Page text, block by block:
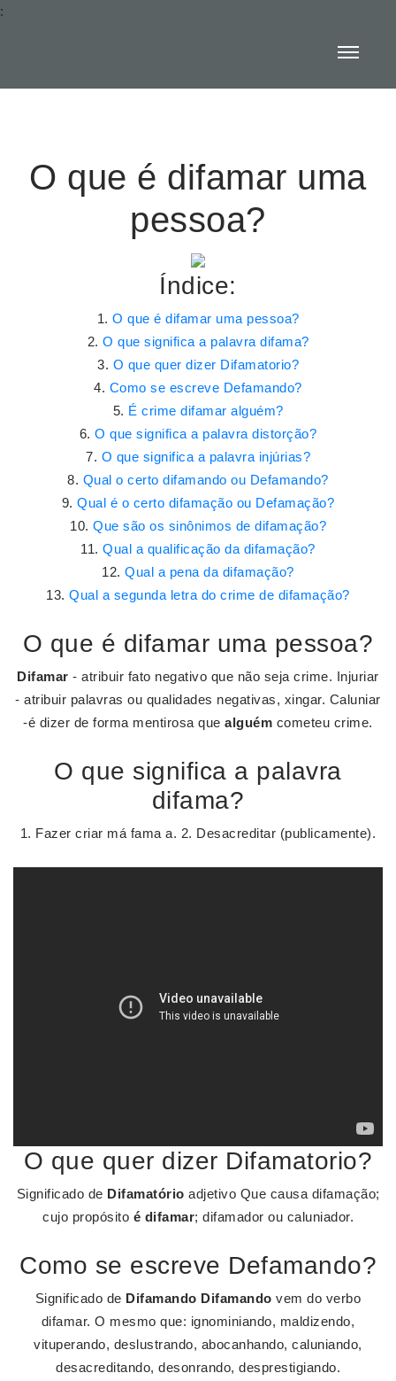
:
O que é difamar uma
pessoa?
Índice:
O que é difamar uma pessoa?
O que significa a palavra difama?
O que quer dizer Difamatorio?
Como se escreve Defamando?
É crime difamar alguém?
O que significa a palavra distorção?
O que significa a palavra injúrias?
Qual o certo difamando ou Defamando?
Qual é o certo difamação ou Defamação?
Que são os sinônimos de difamação?
Qual a qualificação da difamação?
Qual a pena da difamação?
Qual a segunda letra do crime de difamação?
O que é difamar uma pessoa?
Difamar - atribuir fato negativo que não seja crime. Injuriar
- atribuir palavras ou qualidades negativas, xingar. Caluniar
-é dizer de forma mentirosa quealguém cometeu crime.
O que significa a palavra
difama?
1. Fazer criar má fama a. 2. Desacreditar (publicamente).
O que quer dizer Difamatorio?
Significado de Difamatório adjetivo Que causa difamação;
cujo propósito é difamar; difamador ou caluniador.
Como se escreve Defamando?
Significado de Difamando Difamando vem do verbo
difamar. O mesmo que: ignominiando, maldizendo,
vituperando, deslustrando, abocanhando, caluniando,
desacreditando, desonrando, desprestigiando.